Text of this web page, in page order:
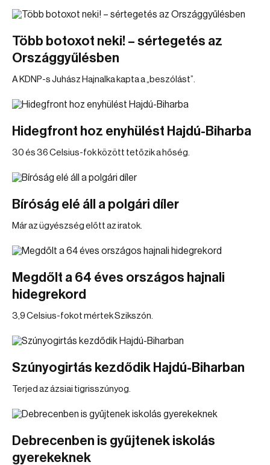
Több botoxot neki! – sértegetés az
Országgyűlésben
A KDNP-s Juhász Hajnalka kapta a „beszólást”.
Hidegfront hoz enyhülést Hajdú-Biharba
30 és 36 Celsius-fok között tetőzik a hőség.
Bíróság elé áll a polgári díler
Már az ügyészség előtt az iratok.
Megdőlt a 64 éves országos hajnali
hidegrekord
3,9 Celsius-fokot mértek Szikszón.
Szúnyogirtás kezdődik Hajdú-Biharban
Terjed az ázsiai tigrisszúnyog.
Debrecenben is gyűjtenek iskolás
gyerekeknek